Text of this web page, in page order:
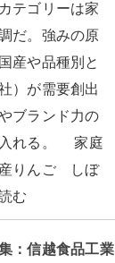
テゴリーは家
だ。強みの原
産や品種別と
）が需要創出
ブランド力の
入れる。 家庭
産りんご しぼ
む
：信越食品工